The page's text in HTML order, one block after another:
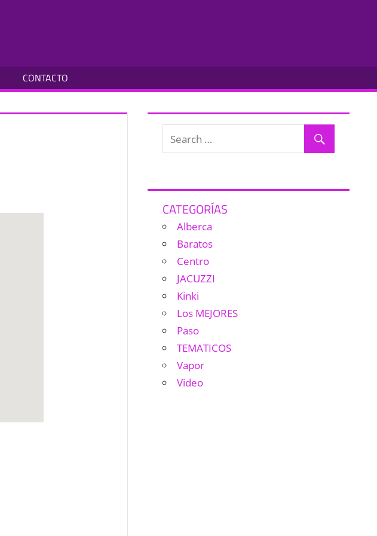
CONTACTO
CATEGORÍAS
Alberca
Baratos
Centro
JACUZZI
Kinki
Los MEJORES
Paso
TEMATICOS
Vapor
Video